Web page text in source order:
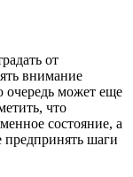
от
внимание
очередь может еще
что
состояние, а
предпринять шаги